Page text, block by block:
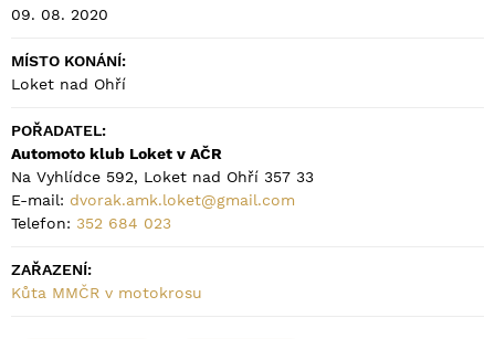
09. 08. 2020
MÍSTO KONÁNÍ:
Loket nad Ohří
POŘADATEL:
Automoto klub Loket v AČR
Na Vyhlídce 592, Loket nad Ohří 357 33
E-mail: dvorak.amk.loket@gmail.com
Telefon: 352 684 023
ZAŘAZENÍ:
Kůta MMČR v motokrosu